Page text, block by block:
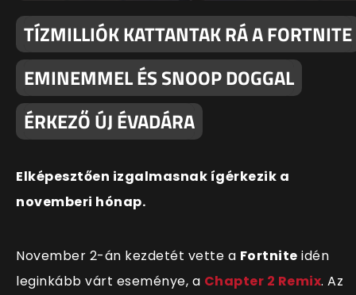
TÍZMILLIÓK KATTANTAK RÁ A FORTNITE
EMINEMMEL ÉS SNOOP DOGGAL
ÉRKEZŐ ÚJ ÉVADÁRA
Elképesztően izgalmasnak ígérkezik a
novemberi hónap.
November 2-án kezdetét vette a Fortnite idén
leginkább várt eseménye, a Chapter 2 Remix. Az